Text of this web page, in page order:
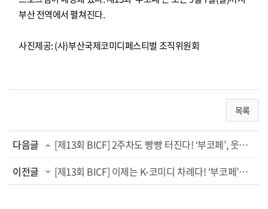
부산 전역에서 펼쳐진다.
사진제공: (사)부산국제코미디페스티벌 조직위원회
목록
다음글
[제13회 BICF] 2주차도 빵빵 터진다! ‘부코페’, 웃음 보장 라인업 ‘기대 폭발’
이전글
[제13회 BICF] 이제는 K-코미디 차례다! ‘부코페’의 별미 ‘코미디 세미나’ 성료